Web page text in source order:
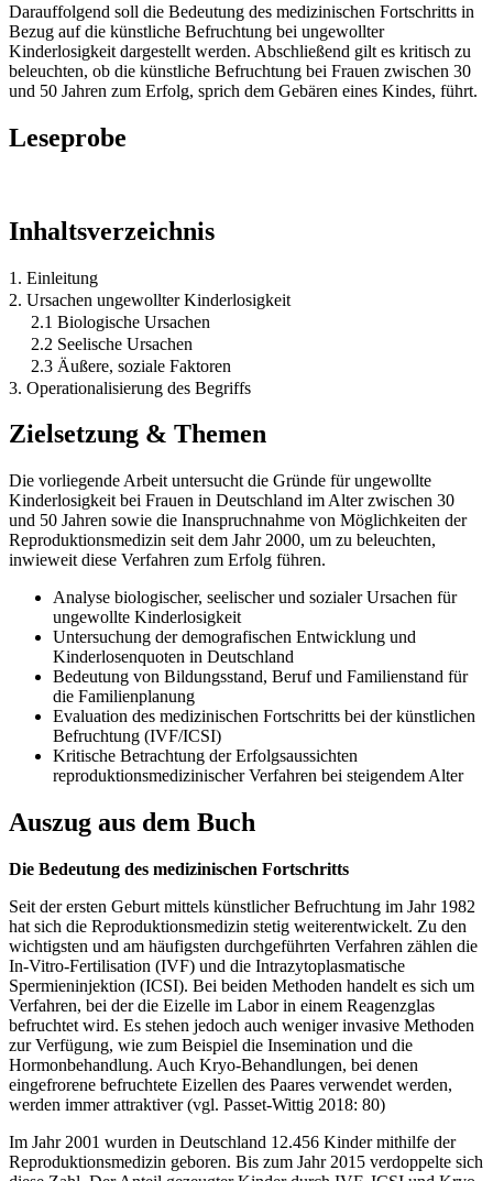
Darauffolgend soll die Bedeutung des medizinischen Fortschritts in
Bezug auf die künstliche Befruchtung bei ungewollter
Kinderlosigkeit dargestellt werden. Abschließend gilt es kritisch zu
beleuchten, ob die künstliche Befruchtung bei Frauen zwischen 30
und 50 Jahren zum Erfolg, sprich dem Gebären eines Kindes, führt.
Leseprobe
Inhaltsverzeichnis
1. Einleitung
2. Ursachen ungewollter Kinderlosigkeit
2.1 Biologische Ursachen
2.2 Seelische Ursachen
2.3 Äußere, soziale Faktoren
3. Operationalisierung des Begriffs
Zielsetzung & Themen
Die vorliegende Arbeit untersucht die Gründe für ungewollte
Kinderlosigkeit bei Frauen in Deutschland im Alter zwischen 30
und 50 Jahren sowie die Inanspruchnahme von Möglichkeiten der
Reproduktionsmedizin seit dem Jahr 2000, um zu beleuchten,
inwieweit diese Verfahren zum Erfolg führen.
Analyse biologischer, seelischer und sozialer Ursachen für
ungewollte Kinderlosigkeit
Untersuchung der demografischen Entwicklung und
Kinderlosenquoten in Deutschland
Bedeutung von Bildungsstand, Beruf und Familienstand für
die Familienplanung
Evaluation des medizinischen Fortschritts bei der künstlichen
Befruchtung (IVF/ICSI)
Kritische Betrachtung der Erfolgsaussichten
reproduktionsmedizinischer Verfahren bei steigendem Alter
Auszug aus dem Buch
Die Bedeutung des medizinischen Fortschritts
Seit der ersten Geburt mittels künstlicher Befruchtung im Jahr 1982
hat sich die Reproduktionsmedizin stetig weiterentwickelt. Zu den
wichtigsten und am häufigsten durchgeführten Verfahren zählen die
In-Vitro-Fertilisation (IVF) und die Intrazytoplasmatische
Spermieninjektion (ICSI). Bei beiden Methoden handelt es sich um
Verfahren, bei der die Eizelle im Labor in einem Reagenzglas
befruchtet wird. Es stehen jedoch auch weniger invasive Methoden
zur Verfügung, wie zum Beispiel die Insemination und die
Hormonbehandlung. Auch Kryo-Behandlungen, bei denen
eingefrorene befruchtete Eizellen des Paares verwendet werden,
werden immer attraktiver (vgl. Passet-Wittig 2018: 80)
Im Jahr 2001 wurden in Deutschland 12.456 Kinder mithilfe der
Reproduktionsmedizin geboren. Bis zum Jahr 2015 verdoppelte sich